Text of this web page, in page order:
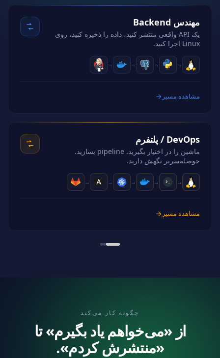
مهندس Backend
یک API واقعی منتشر کنید، داده را ذخیره کنید، روی
Linux اجرا کنید.
→
→
→
→
مشاهده مسیر
DevOps / پلتفرم
ماشین را در اختیار بگیرید. pipeline بسازید.
حوصله‌سربر نگهش دارید.
→
→
→
→
→
مشاهده مسیر
چگونه کار می‌کند
از «می‌خواهم یاد بگیرم» تا
«منتشرش کردم».